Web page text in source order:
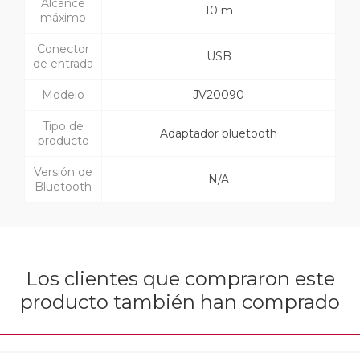
Alcance
máximo
10 m
Conector
de entrada
USB
Modelo JV20090
Tipo de
producto
Adaptador bluetooth
Versión de
Bluetooth
N/A
Los clientes que compraron este
producto también han comprado